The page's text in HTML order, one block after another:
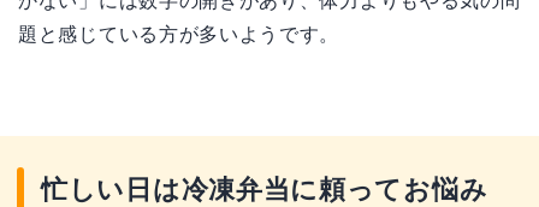
題と感じている方が多いようです。
忙しい日は冷凍弁当に頼ってお悩み